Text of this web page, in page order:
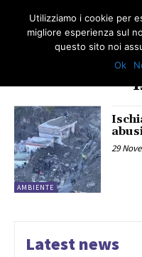
AMBIENTE
29
Latest news
Utilizziamo i cookie per
migliore esperienza sul
questo sito noi
Ok